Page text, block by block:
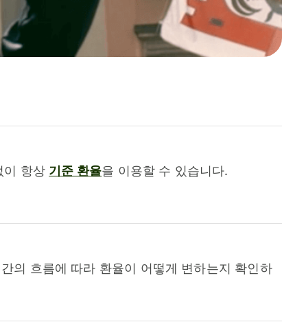
이 항상 기준 환율을 이용할 수 있습니다.
의 흐름에 따라 환율이 어떻게 변하는지 확인하